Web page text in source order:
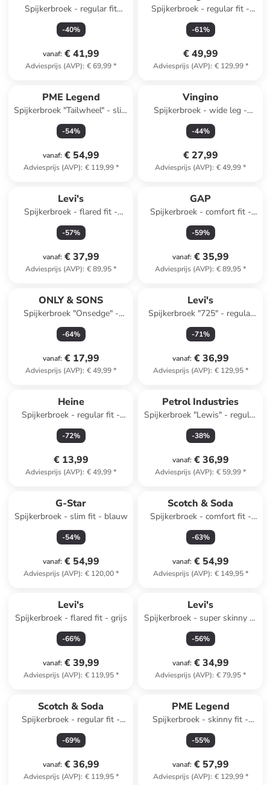
Spijkerbroek - regular fit
lichtblauw
-40%
vanaf: € 41,99
Adviesprijs (AVP): € 69,99*
Spijkerbroek - regular fit -
taupe
-61%
€ 49,99
Adviesprijs (AVP): € 129,99*
PME Legend
Spijkerbroek "Tailwheel" - slim
fit - donkerblauw
-54%
vanaf: € 54,99
Adviesprijs (AVP): € 119,99*
Vingino
Spijkerbroek - wide leg -
donkerblauw
-44%
€ 27,99
Adviesprijs (AVP): € 49,99*
Levi's
Spijkerbroek - flared fit -
donkerblauw
-57%
vanaf: € 37,99
Adviesprijs (AVP): € 89,95*
GAP
Spijkerbroek - comfort fit -
blauw
-59%
vanaf: € 35,99
Adviesprijs (AVP): € 89,95*
ONLY & SONS
Spijkerbroek "Onsedge" -
regular fit - blauw
-64%
vanaf: € 17,99
Adviesprijs (AVP): € 49,99*
Levi's
Spijkerbroek "725" - regular
fit - blauw
-71%
vanaf: € 36,99
Adviesprijs (AVP): € 129,95*
Heine
Spijkerbroek - regular fit -
donkerblauw
-72%
€ 13,99
Adviesprijs (AVP): € 49,99*
Petrol Industries
Spijkerbroek "Lewis" - regular
fit - blauw
-38%
vanaf: € 36,99
Adviesprijs (AVP): € 59,99*
G-Star
Spijkerbroek - slim fit - blauw
-54%
vanaf: € 54,99
Adviesprijs (AVP): € 120,00*
Scotch & Soda
Spijkerbroek - comfort fit -
lichtblauw
-63%
vanaf: € 54,99
Adviesprijs (AVP): € 149,95*
Levi's
Spijkerbroek - flared fit - grijs
-66%
vanaf: € 39,99
Adviesprijs (AVP): € 119,95*
Levi's
Spijkerbroek - super skinny fit
- blauw
-56%
vanaf: € 34,99
Adviesprijs (AVP): € 79,95*
Scotch & Soda
Spijkerbroek - regular fit -
donkerblauw
-69%
vanaf: € 36,99
Adviesprijs (AVP): € 119,95*
PME Legend
Spijkerbroek - skinny fit -
blauw
-55%
vanaf: € 57,99
Adviesprijs (AVP): € 129,99*